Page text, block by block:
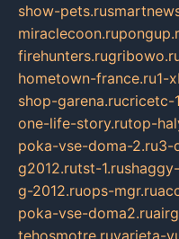
show-pets.ru
miraclecoon.ru
firehunters.ru
hometown-france.ru1-
shop-garena.rucricetc-
one-life-story.rutop-
poka-vse-doma-2.ru3-
g2012.rutst-1.ru
g-2012.ruops-mgr.ru
poka-vse-doma2.ru
tehosmotre.ruvarieta-